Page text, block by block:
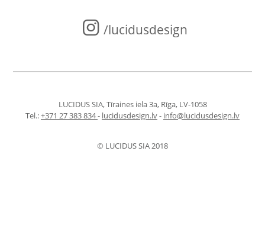
/lucidusdesign
LUCIDUS SIA, Tīraines iela 3a, Rīga, LV-1058
Tel.:+371 27 383 834- lucidusdesign.lv- info@lucidusdesign.lv
© LUCIDUS SIA 2018